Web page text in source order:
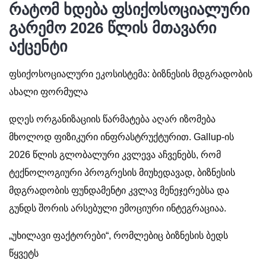
რატომ ხდება ფსიქოსოციალური
გარემო 2026 წლის მთავარი
აქცენტი
ფსიქოსოციალური ეკოსისტემა: ბიზნესის მდგრადობის
ახალი ფორმულა
დღეს ორგანიზაციის წარმატება აღარ იზომება
მხოლოდ ფიზიკური ინფრასტრუქტურით. Gallup-ის
2026 წლის გლობალური კვლევა აჩვენებს, რომ
ტექნოლოგიური პროგრესის მიუხედავად, ბიზნესის
მდგრადობის ფუნდამენტი კვლავ მენეჯერებსა და
გუნდს შორის არსებული ემოციური ინტეგრაციაა.
„უხილავი ფაქტორები“, რომლებიც ბიზნესის ბედს
წყვეტს